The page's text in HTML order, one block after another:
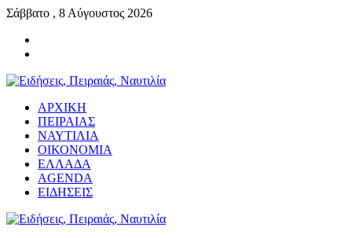
Σάββατο , 8 Αύγουστος 2026
ΑΡΧΙΚΗ
ΠΕΙΡΑΙΑΣ
ΝΑΥΤΙΛΙΑ
ΟΙΚΟΝΟΜΙΑ
ΕΛΛΑΔΑ
AGENDA
ΕΙΔΗΣΕΙΣ